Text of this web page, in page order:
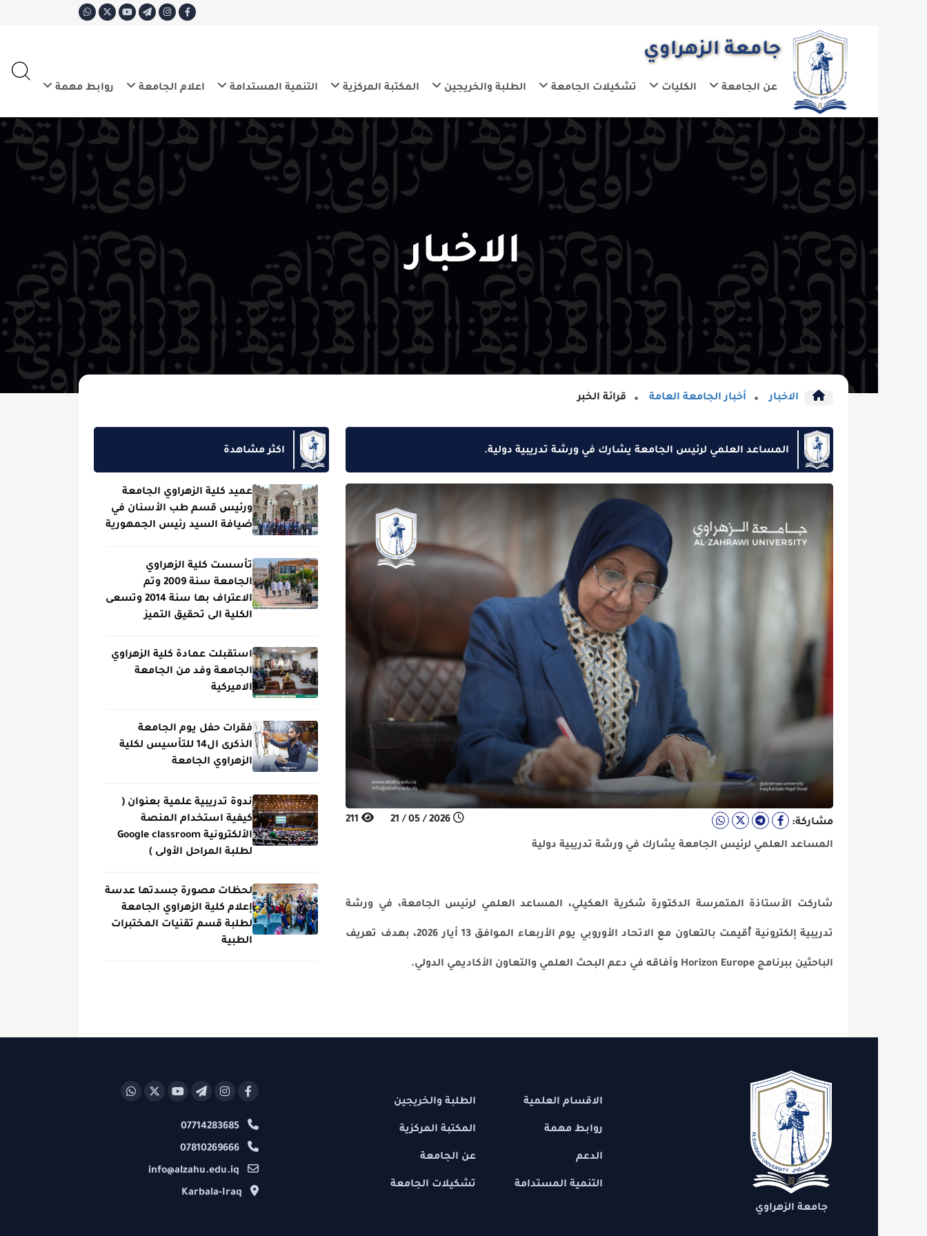
جامعة الزهراوي
عن الجامعة الكليات تشكيلات الجامعة الطلبة والخريجين المكتبة المركزية التنمية المستدامة اعلام الجامعة روابط مهمة
E
الاخبار
الاخبار أخبار الجامعة العامة قرائة الخبر
المساعد العلمي لرئيس الجامعة يشارك في ورشة تدريبية دولية.
211
المساعد العلمي لرئيس الجامعة يشارك في ورشة تدريبية دولية
شاركت الأستاذة المتمرسة الدكتورة شكرية العكيلي، المساعد العلمي لرئيس الجامعة، في ورشة
تدريبية إلكترونية أُقيمت بالتعاون مع الاتحاد الأوروبي يوم الأربعاء الموافق 13 أيار 2026، بهدف تعريف
الباحثين ببرنامج Horizon Europe وآفاقه في دعم البحث العلمي والتعاون الأكاديمي الدولي.
اكثر مشاهدة
عميد كلية الزهراوي الجامعة
ورئيس قسم طب الأسنان في
ضيافة السيد رئيس الجمهورية
تأسست كلية الزهراوي
الجامعة سنة 2009 وتم
الاعتراف بها سنة 2014 وتسعى
الكلية الى تحقيق التميز
استقبلت عمادة كلية الزهراوي
الجامعة وفد من الجامعة
الاميركية
فقرات حفل يوم الجامعة
الذكرى ال14 للتأسيس لكلية
الزهراوي الجامعة
ندوة تدريبية علمية بعنوان (
كيفية استخدام المنصة
الألكترونية Google classroom
لطلبة المراحل الأولى )
لحظات مصورة جسدتها عدسة
إعلام كلية الزهراوي الجامعة
لطلبة قسم تقنيات المختبرات
جامعة الزهراوي
الاقسام العلمية
روابط مهمة
التنمية المستدامة
الطلبة والخريجين
المكتبة المركزية
عن الجامعة
تشكيلات الجامعة
07714283685
07810269666
info@alzahu.edu.iq
Karbala-Iraq